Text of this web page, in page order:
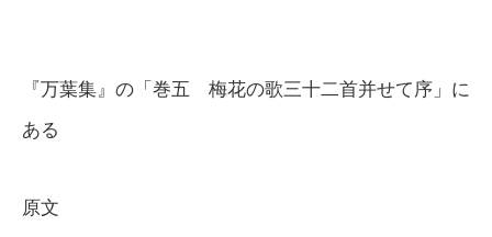
『万葉集』の「巻五 梅花の歌三十二首并せて序」に
ある
原文